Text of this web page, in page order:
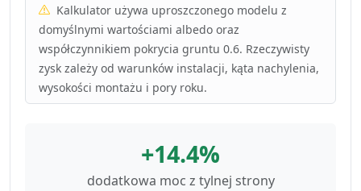
Kalkulator używa uproszczonego modelu z
domyślnymi wartościami albedo oraz
współczynnikiem pokrycia gruntu 0.6. Rzeczywisty
zysk zależy od warunków instalacji, kąta nachylenia,
wysokości montażu i pory roku.
+14.4%
dodatkowa moc z tylnej strony